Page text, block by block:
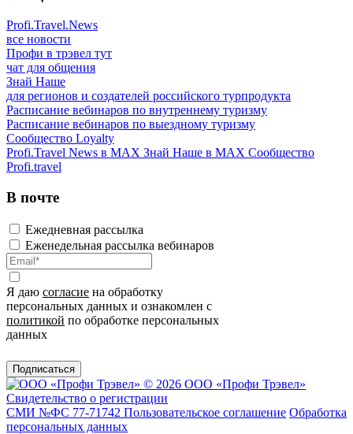
Profi.Travel.News
все новости
Профи в трэвел тут
чат для общения
Знай Наше
для регионов и создателей российского турпродукта
Расписание вебинаров по внутреннему туризму
Расписание вебинаров по выездному туризму
Сообщество Loyalty
Profi.Travel News в MAX Знай Наше в MAX Сообщество
Profi.travel
В почте
Ежедневная рассылка
Еженедельная рассылка вебинаров
Я даю согласие на обработку
персональных данных и ознакомлен с
политикой по обработке персональных
данных
Подписаться
© 2026 ООО «Профи Трэвeл»
Свидетельство о регистрации
СМИ №ФС 77-71742 Пользовательское соглашение Обработка
персональных данных